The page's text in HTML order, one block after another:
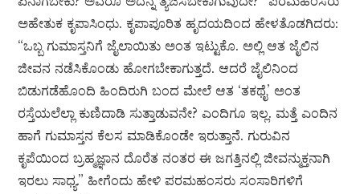
ಅಹೇತುಕ ಕೃಪಾಸಿಂಧು. ಕೃಪಾಪೂರಿತ ಹೃದಯದಿಂದ ಹೇಳತೊಡಗಿದರು:
“ಒಬ್ಬ ಗುಮಾಸ್ತನಿಗೆ ಜೈಲಾಯಿತು ಅಂತ ಇಟ್ಟುಕೊ. ಅಲ್ಲಿ ಆತ ಜೈಲಿನ
ಜೀವನ ನಡೆಸಿಕೊಂಡು ಹೋಗಬೇಕಾಗುತ್ತದೆ. ಆದರೆ ಜೈಲಿನಿಂದ
ಬಿಡುಗಡೆಹೊಂದಿ ಹಿಂದಿರುಗಿ ಬಂದ ಮೇಲೆ ಆತ ‘ತಕಥೈ’ ಅಂತ
ರಸ್ತೆಯಲೆಲ್ಲಾ ಕುಣಿದಾಡಿ ಸುತ್ತಾಡುವನೇ? ಎಂದಿಗೂ ಇಲ್ಲ. ಮತ್ತೆ ಎಂದಿನ
ಹಾಗೆ ಗುಮಾಸ್ತನ ಕೆಲಸ ಮಾಡಿಕೊಂಡೇ ಇರುತ್ತಾನೆ. ಗುರುವಿನ
ಕೃಪೆಯಿಂದ ಬ್ರಹ್ಮಜ್ಞಾನ ದೊರೆತ ನಂತರ ಈ ಜಗತ್ತಿನಲ್ಲಿ ಜೀವನ್ಮುಕ್ತನಾಗಿ
ಇರಲು ಸಾಧ್ಯ.” ಹೀಗೆಂದು ಹೇಳಿ ಪರಮಹಂಸರು ಸಂಸಾರಿಗಳಿಗೆ